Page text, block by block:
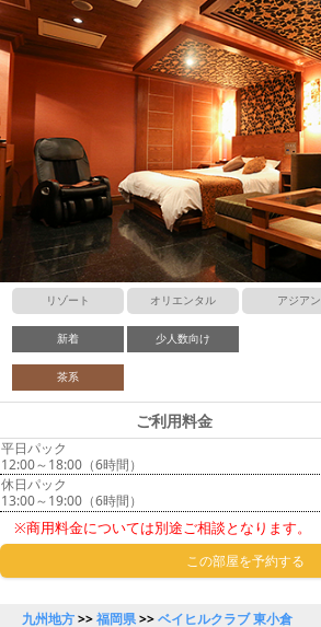
リゾート オリエンタル アジアン
新着 少人数向け
茶系
ご利用料金
平日パック
12:00～18:00（6時間）
休日パック
13:00～19:00（6時間）
※商用料金については別途ご相談となります。
この部屋を予約する
九州地方>>福岡県>>ベイヒルクラブ 東小倉